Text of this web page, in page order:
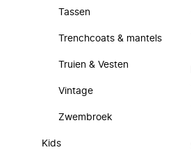
Tassen
Trenchcoats & mantels
Truien & Vesten
Vintage
Zwembroek
Kids